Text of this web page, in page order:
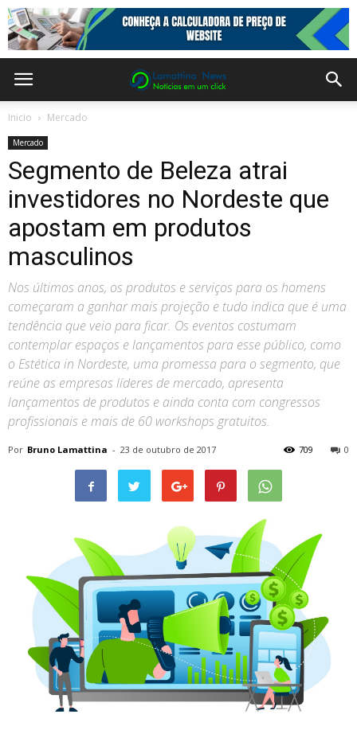
Inicio Mercado
Mercado
Segmento de Beleza atrai
investidores no Nordeste que
apostam em produtos
masculinos
Nos últimos anos, os produtos e serviços para os homens
começaram a ganhar mais projeção e tudo indica que é uma
tendência que veio para ficar. Os eventos costumam
contemplar espaços e lançamentos para esse público, como
o Estética in Nordeste, uma promessa para o segmento, que
reúne as empresas líderes de mercado, apresenta
lançamentos de produtos e ainda conta com congressos
profissionais e mais de 60 workshops gratuitos.
Por Bruno Lamattina - 23 de outubro de 2017 0
709